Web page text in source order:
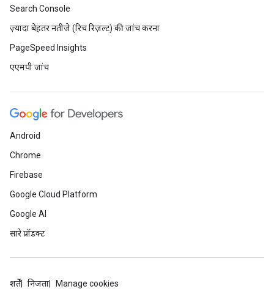
Search Console
ज़्यादा बेहतर नतीजे (रिच रिज़ल्ट) की जांच करना
PageSpeed Insights
एएमपी जांच
Android
Chrome
Firebase
Google Cloud Platform
Google AI
सारे प्रॉडक्ट
शर्तें निजता Manage cookies